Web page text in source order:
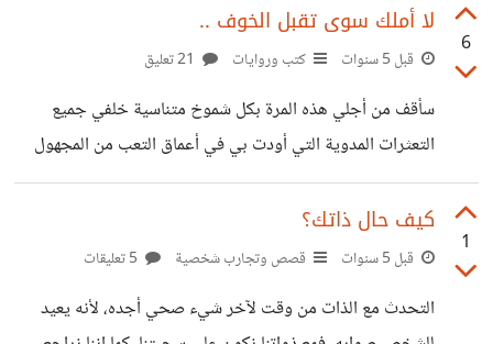
المعتمة حفلة ذات ضوضاء ، صاخبة تصدح في روحي وتسلبها
هنائها ، حفلة احضرها جسدا بالإكراه رغما عني، بزي فاخر صنع
الحال المعروف . . حيث اظل احادث وحدتي الطاهرة . . اقاسمها
أجمل لحظات العمر المتبقي
6
لا أملك سوى تقبل الخوف ..
قبل 5 سنوات كتب وروايات
سأقف من أجلي هذه المرة بكل شموخ متناسية خلفي جميع
التعثرات المدوية التي أودت بي في أعماق التعب من المجهول
القادم الذي اجتاز عالمي بل اجتازني كليا. .لم أعد تلك الفتاة
التائهة بين هذا الحشد الذي كل فرد به يحمل من الخوف من
المستقبل المجهول اكثر مما قد اكون احمله، لأن يبتئس من الحياة
وجدت أنني لا أملك سوى تقبل هذا الخوف ! أفضل من الهروب
1
كيف حال ذاتك؟
قبل 5 سنوات قصص وتجارب شخصية
التحدث مع الذات من وقت لآخر شيء صحي أجده، لأنه يعيد